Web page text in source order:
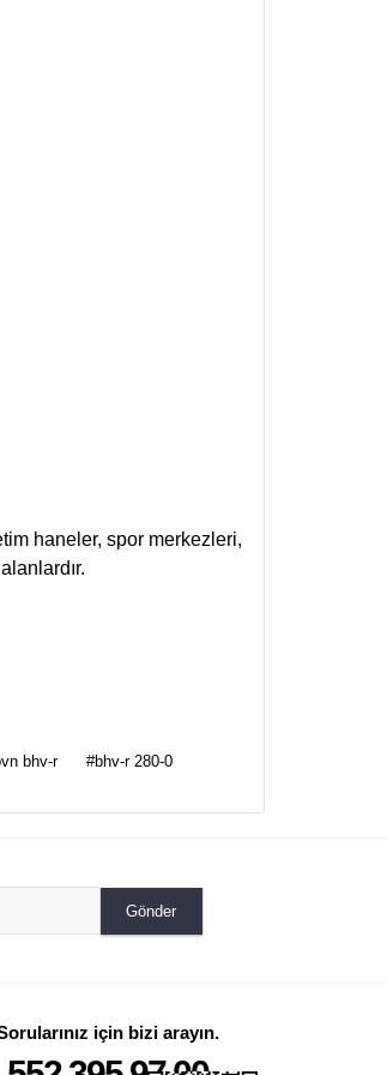
haneler, spor merkezleri,
bhv-r #bhv-r 280-0
Gönder
için bizi arayın.